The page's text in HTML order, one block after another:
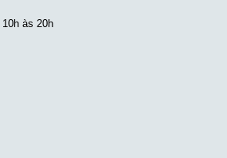
às 20h